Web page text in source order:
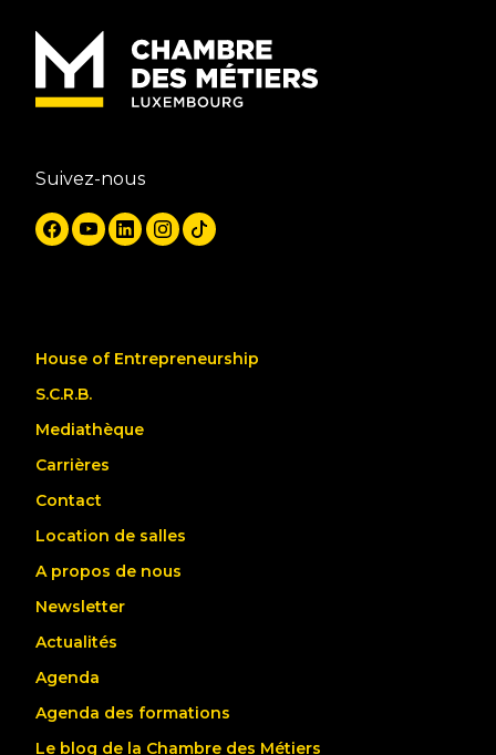
Suivez-nous
House of Entrepreneurship
S.C.R.B.
Mediathèque
Carrières
Contact
Location de salles
A propos de nous
Newsletter
Actualités
Agenda
Agenda des formations
Le blog de la Chambre des Métiers